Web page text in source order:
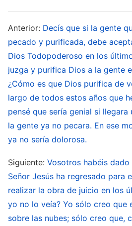
pueden llamarse juicio; solo
tipo de juicio puede el
completamente convencido
obtener un conocimiento
que la obra de juicio
entendimiento del hombre
rostro de Dios y la verdad
rebeldía. La obra de juicio le
obtener mucho
misterios que le son
le permite al hombre
esencia corrupta y las raíces
así como descubrir su
Anterior: Decís que si la gente
pecado y purificada, debe
Dios Todopoderoso en los
juzga y purifica Dios a la gente
¿Cómo es que Dios purifica de
largo de todos estos años que
pensé que sería genial si
la gente ya no pecara. En ese
ya no sería dolorosa.
Siguiente: Vosotros habéis
Señor Jesús ha regresado para
realizar la obra de juicio en los
yo no lo veía? Yo sólo creo que
sobre las nubes; sólo creo que,